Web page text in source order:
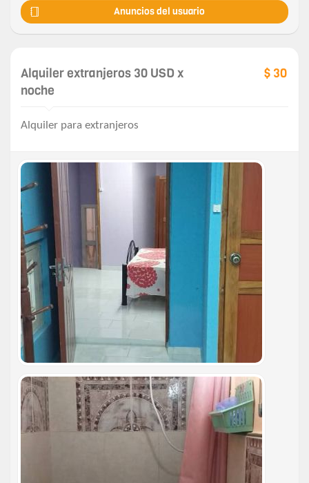
Anuncios del usuario
Alquiler extranjeros 30 USD x
noche
$ 30
Alquiler para extranjeros